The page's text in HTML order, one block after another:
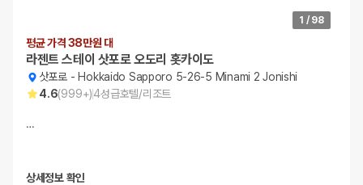
1 / 98
평균 가격 38만원 대
라젠트 스테이 삿포로 오도리 홋카이도
삿포로 - Hokkaido Sapporo 5-26-5 Minami 2 Jonishi
4.6(999+)4성급호텔/리조트
…
상세정보 확인